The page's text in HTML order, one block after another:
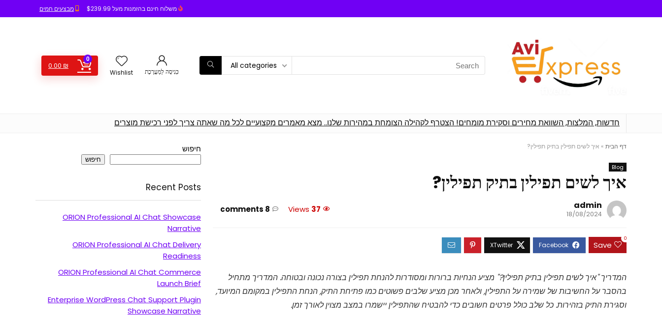
משלוח חינם בהזמנות מעל $239.99 מבצעים חמים
Search
for:
All categories
כְּנִיסָה לַמַעֲרֶכֶת Wishlist
0
0.00 ₪
חדשות, המלצות, השוואת מחירים וסקירת מומחים! הצטרף לקהילה הצומחת במהירות שלנו.. מצא מאמרים מקצועיים לכל מה שאתה צריך לפני רכישת מוצרים
דף הבית » איך לשים תפילין בתיק תפילין?
Blog
איך לשים תפילין בתיק תפילין?
admin
18/08/2024
37
8 comments
Save
0
המדריך "איך לשים תפילין בתיק תפילין?" מציע הנחיות ברורות ומסודרות להנחת תפילין בצורה נכונה ובטוחה. המדריך מתחיל
בהסבר על החשיבות של שמירה על התפילין, ולאחר מכן מציע שלבים פשוטים כמו פתיחת התיק, הנחת התפילין במקומם המיועד,
וסגירת התיק בזהירות. כל שלב כולל פרטים חשובים כדי להבטיח שהתפילין יישמרו במצב מצוין לאורך זמן.
חיפוש
חיפוש
Recent Posts
ORION Professional AI Chat Showcase
Narrative
ORION Professional AI Chat Delivery
Readiness
ORION Professional AI Chat Commerce
Launch Brief
Enterprise WordPress Chat Support Plugin
Showcase Narrative